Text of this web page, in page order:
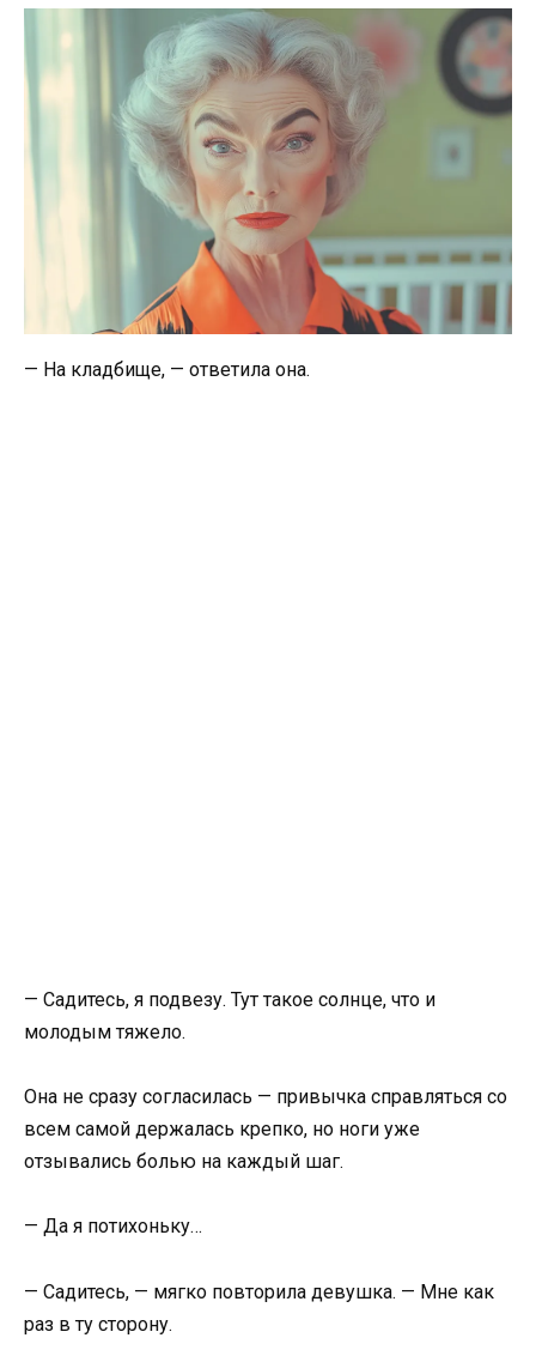
— На кладбище, — ответила она.
— Садитесь, я подвезу. Тут такое солнце, что и
молодым тяжело.
Она не сразу согласилась — привычка справляться со
всем самой держалась крепко, но ноги уже
отзывались болью на каждый шаг.
— Да я потихоньку…
— Садитесь, — мягко повторила девушка. — Мне как
раз в ту сторону.